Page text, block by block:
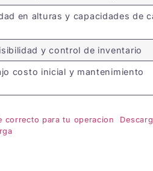
en alturas y capacidades de
y control de inventario
costo inicial y mantenimiento
correcto para tu operacion